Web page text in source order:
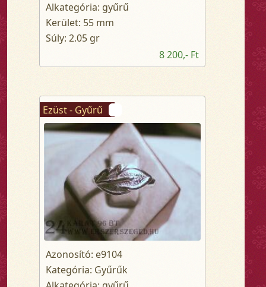
Alkategória: gyűrű
Kerület: 55 mm
Súly: 2.05 gr
8 200,- Ft
Ezüst - Gyűrű
Azonosító: e9104
Kategória: Gyűrűk